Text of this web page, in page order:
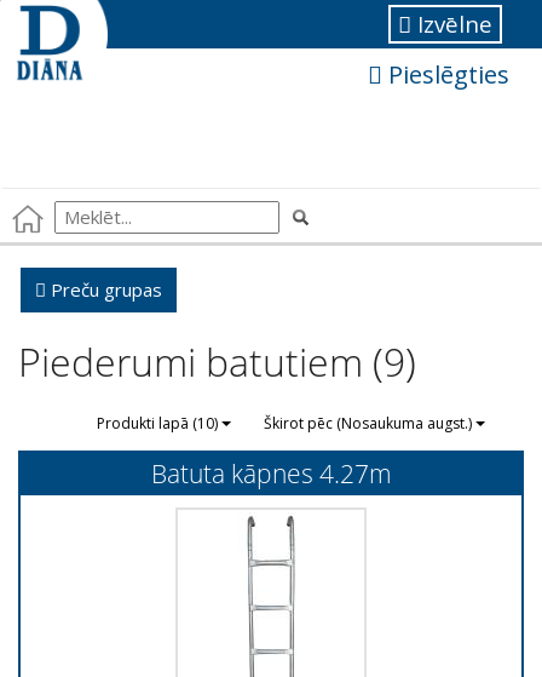
Izvēlne
Pieslēgties
Preču grupas
Piederumi batutiem (9)
Produkti lapā (10) Škirot pēc (Nosaukuma augst.)
Batuta kāpnes 4.27m